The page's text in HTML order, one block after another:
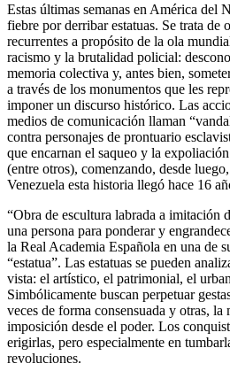
Estas últimas semanas en América del
fiebre por derribar estatuas. Se trata de
recurrentes a propósito de la ola
racismo y la brutalidad policial:
memoria colectiva y, antes bien,
a través de los monumentos que les
imponer un discurso histórico. Las
medios de comunicación llaman
contra personajes de prontuario
que encarnan el saqueo y la
(entre otros), comenzando, desde
Venezuela esta historia llegó hace 16
“Obra de escultura labrada a imitación
una persona para ponderar y
la Real Academia Española en una de
“estatua”. Las estatuas se pueden
vista: el artístico, el patrimonial, el
Simbólicamente buscan perpetuar
veces de forma consensuada y otras, la
imposición desde el poder. Los
erigirlas, pero especialmente en
revoluciones.